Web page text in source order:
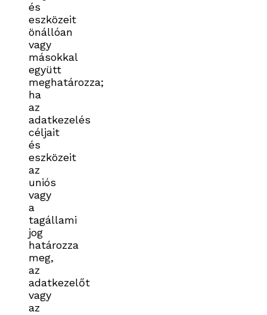
és
eszközeit
önállóan
vagy
másokkal
együtt
meghatározza;
ha
az
adatkezelés
céljait
és
eszközeit
az
uniós
vagy
a
tagállami
jog
határozza
meg,
az
adatkezelőt
vagy
az